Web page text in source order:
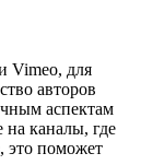
Vimeo, для
авторов
аспектам
на каналы, где
это поможет